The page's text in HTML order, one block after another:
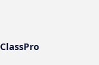
ClassPro